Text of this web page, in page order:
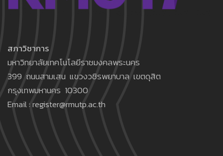
สภาวิชาการ
มหาวิทยาลัยเทคโนโลยีราชมงคลพระนคร
399 ถนนสามเสน แขวงวชิรพยาบาล เขตดุสิต
กรุงเทพมหานคร 10300
Email : register@rmutp.ac.th